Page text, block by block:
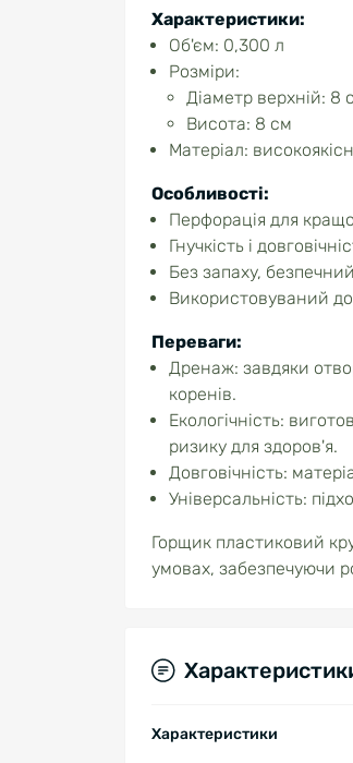
Характеристики:
Об'єм: 0,300 л
Розміри:
Діаметр верхній: 8
Висота: 8 см
Матеріал:
Особливості:
Перфорація для
Гнучкість і
Без запаху,
Використовуваний до
Переваги:
Дренаж: завдяки
коренів.
Екологічність:
ризику для здоров'я.
Довговічність:
Універсальність:
Горщик пластиковий
умовах, забезпечуючи
Характеристики